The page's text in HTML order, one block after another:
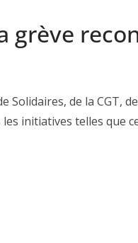
grève
de la CGT, de
initiatives telles que